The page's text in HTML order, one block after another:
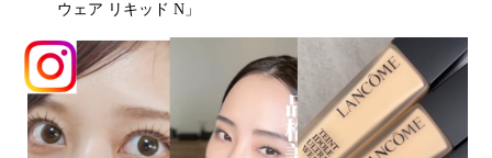
ウェア リキッド N」